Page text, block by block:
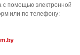
с помощью электронной
или по телефону: